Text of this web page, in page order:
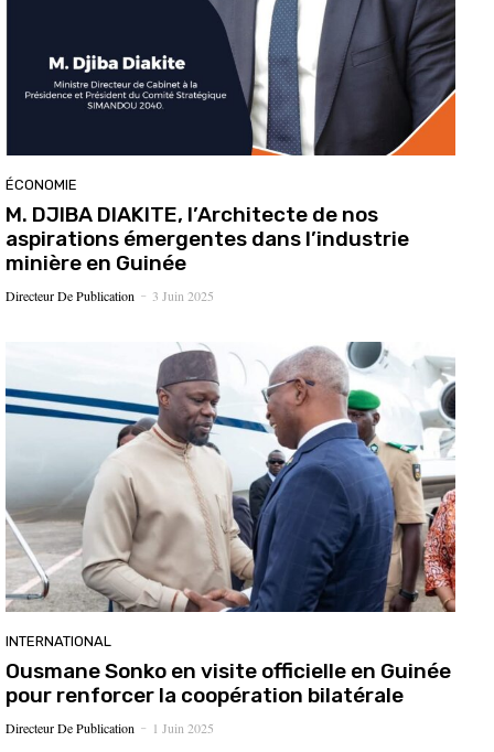
ÉCONOMIE
M. DJIBA DIAKITE, l’Architecte de nos
aspirations émergentes dans l’industrie
minière en Guinée
Directeur De Publication - 3 Juin 2025
INTERNATIONAL
Ousmane Sonko en visite officielle en Guinée
pour renforcer la coopération bilatérale
Directeur De Publication - 1 Juin 2025